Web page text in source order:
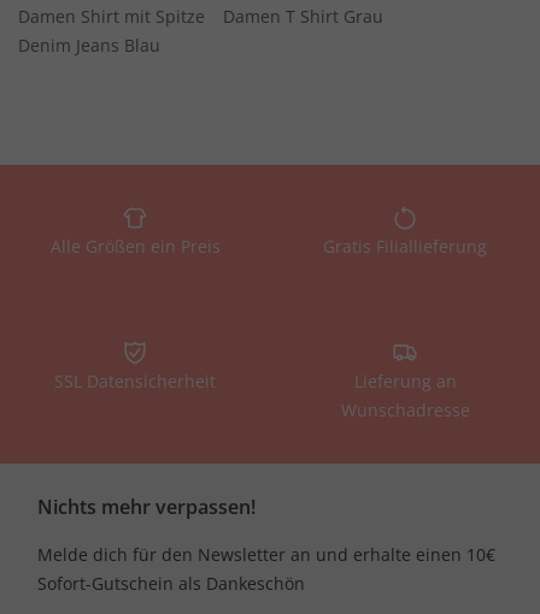
Damen Shirt mit Spitze
Damen T Shirt Grau
Denim Jeans Blau
Alle Größen ein Preis Gratis Filiallieferung
SSL Datensicherheit
Lieferung an
Wunschadresse
Nichts mehr verpassen!
Melde dich für den Newsletter an und erhalte einen 10€
Sofort-Gutschein als Dankeschön